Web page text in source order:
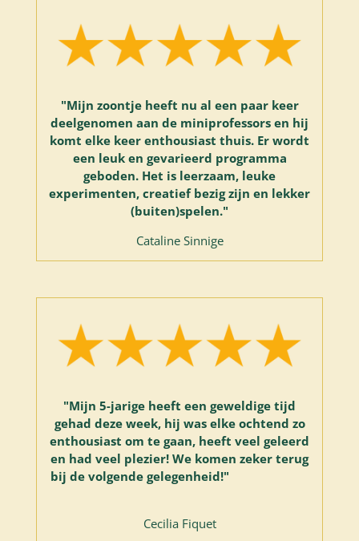
"Mijn zoontje heeft nu al een paar keer
deelgenomen aan de miniprofessors en hij
komt elke keer enthousiast thuis. Er wordt
een leuk en gevarieerd programma
geboden. Het is leerzaam, leuke
experimenten, creatief bezig zijn en lekker
(buiten)spelen."
Cataline Sinnige
"Mijn 5-jarige heeft een geweldige tijd
gehad deze week, hij was elke ochtend zo
enthousiast om te gaan, heeft veel geleerd
en had veel plezier! We komen zeker terug
bij de volgende gelegenheid!"
Cecilia Fiquet